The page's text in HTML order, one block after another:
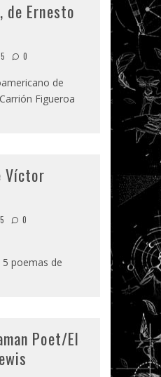
de Ernesto
0
de
Figueroa
Víctor
0
poemas de
Poet/El